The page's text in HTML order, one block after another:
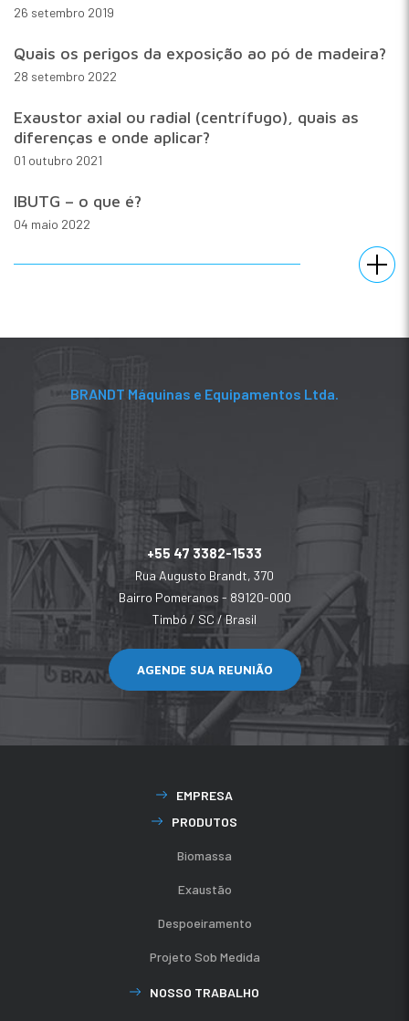
26 setembro 2019
Quais os perigos da exposição ao pó de madeira?
28 setembro 2022
Exaustor axial ou radial (centrífugo), quais as
diferenças e onde aplicar?
01 outubro 2021
IBUTG – o que é?
04 maio 2022
BRANDT Máquinas e Equipamentos Ltda.
+55 47 3382-1533
Rua Augusto Brandt, 370
Bairro Pomeranos - 89120-000
Timbó / SC / Brasil
AGENDE SUA REUNIÃO
EMPRESA
PRODUTOS
Biomassa
Exaustão
Despoeiramento
Projeto Sob Medida
NOSSO TRABALHO